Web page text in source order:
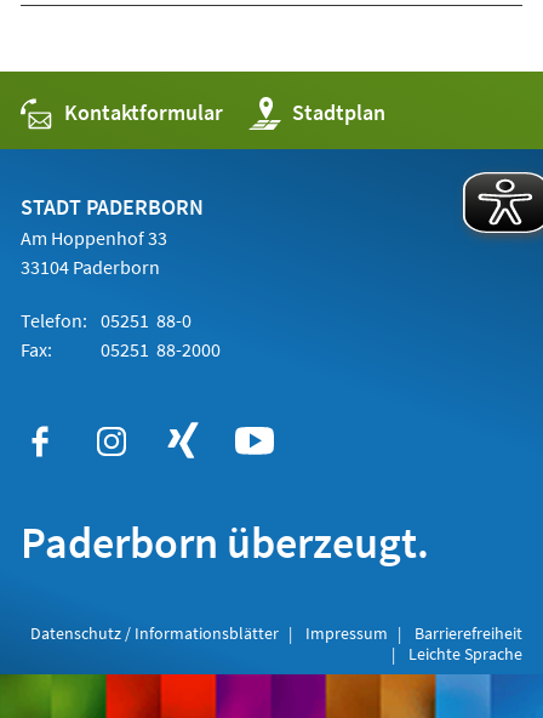
Kontaktformular Stadtplan
(Öffnet
in
einem
STADT PADERBORN
Am Hoppenhof 33
33104 Paderborn
Telefon: 05251 88-0
Fax:
05251 88-2000
Paderborn überzeugt.
Datenschutz / Informationsblätter Impressum
Barrierefreiheit
Leichte Sprache